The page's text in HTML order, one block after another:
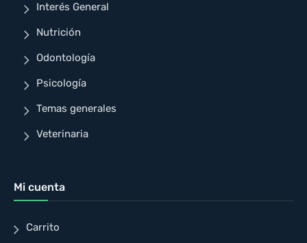
Interés General
Nutrición
Odontología
Psicología
Temas generales
Veterinaria
Mi cuenta
Carrito